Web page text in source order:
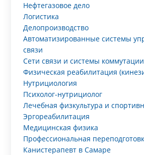
Нефтегазовое дело
Логистика
Делопроизводство
Автоматизированные системы
связи
Сети связи и системы коммутации
Физическая реабилитация
Нутрициология
Психолог-нутрициолог
Лечебная физкультура и
Эргореабилитация
Медицинская физика
Профессиональная
Канистерапевт в Самаре